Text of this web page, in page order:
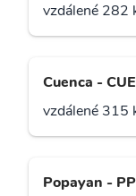
vzdálené 282
Cuenca - CUE
vzdálené 315
Popayan -